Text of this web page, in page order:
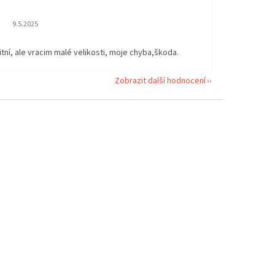
Hodnocení obchodu je 5 z 5 hvězdiček.
9.5.2025
ale vracim malé velikosti, moje chyba,škoda.
Zobrazit další hodnocení